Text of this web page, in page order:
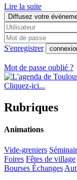
Lire la suite
Diffusez votre
S'enregistrer
Mot de passe oublié ?
Cliquez-ici...
Rubriques
Animations
Vide-greniers
Foires Fêtes de village
Bourses Échanges